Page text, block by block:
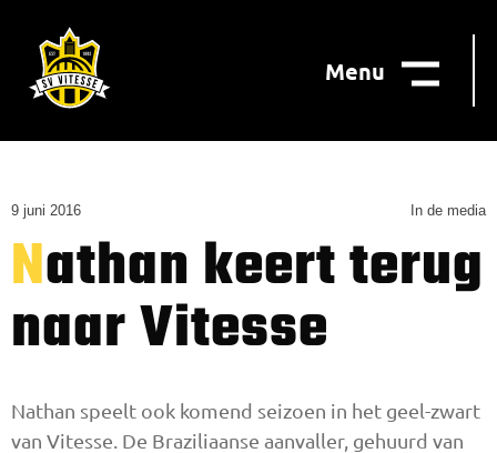
Menu
9 juni 2016 In de media
Nathan keert terug
naar Vitesse
Nathan speelt ook komend seizoen in het geel-zwart
van Vitesse. De Braziliaanse aanvaller, gehuurd van